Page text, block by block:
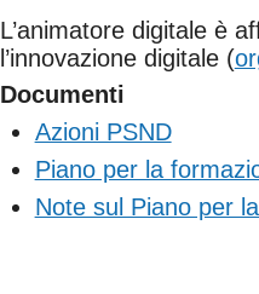
L’animatore digitale è
l’innovazione digitale (
Documenti
Azioni PSND
Piano per la
Note sul Piano per